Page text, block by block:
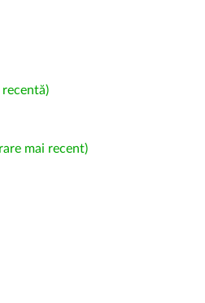
recentă)
mai recent)